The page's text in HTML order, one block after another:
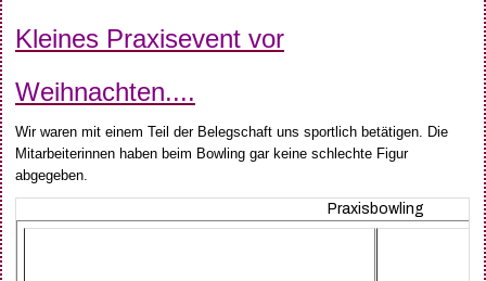
Kleines Praxisevent vor
Weihnachten....
Wir waren mit einem Teil der Belegschaft uns sportlich betätigen. Die
Mitarbeiterinnen haben beim Bowling gar keine schlechte Figur
abgegeben.
Praxisbowling